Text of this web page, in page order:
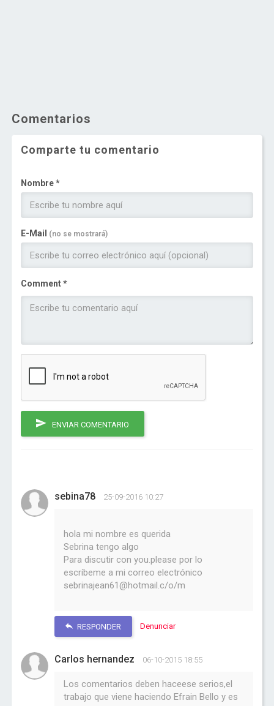
Comentarios
Comparte tu comentario
Nombre *
E-Mail (no se mostrará)
Comment *
ENVIAR COMENTARIO
sebina78 25-09-2016 10:27
hola mi nombre es querida
Sebrina tengo algo
Para discutir con you.please por lo
escríbeme a mi correo electrónico
sebrinajean61@hotmail.c/o/m
RESPONDER Denunciar
Carlos hernandez 06-10-2015 18:55
Los comentarios deben haceese serios,el
trabajo que viene haciendo Efrain Bello y es